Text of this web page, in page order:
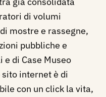
di volumi
mostre e rassegne,
pubbliche e
di Case Museo
internet è di
con un click la vita,